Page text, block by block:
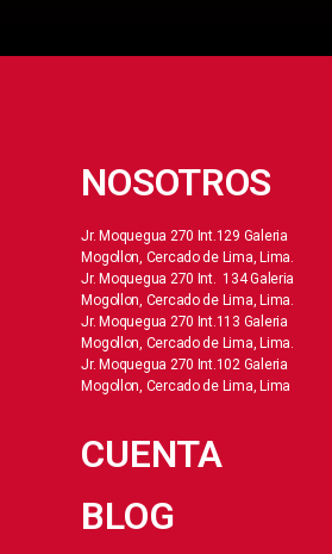
NOSOTROS
Jr. Moquegua 270 Int.129 Galeria
Mogollon, Cercado de Lima, Lima.
Jr. Moquegua 270 Int. 134 Galeria
Mogollon, Cercado de Lima, Lima.
Jr. Moquegua 270 Int.113 Galeria
Mogollon, Cercado de Lima, Lima.
Jr. Moquegua 270 Int.102 Galeria
Mogollon, Cercado de Lima, Lima
CUENTA
BLOG